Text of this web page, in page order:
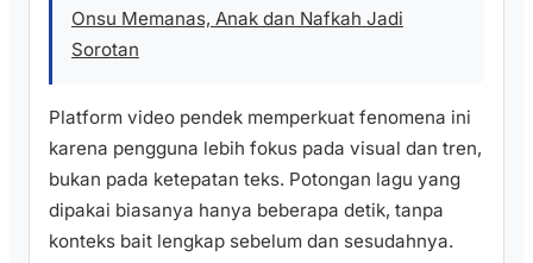
Onsu Memanas, Anak dan Nafkah Jadi
Sorotan
Platform video pendek memperkuat fenomena ini
karena pengguna lebih fokus pada visual dan tren,
bukan pada ketepatan teks. Potongan lagu yang
dipakai biasanya hanya beberapa detik, tanpa
konteks bait lengkap sebelum dan sesudahnya.